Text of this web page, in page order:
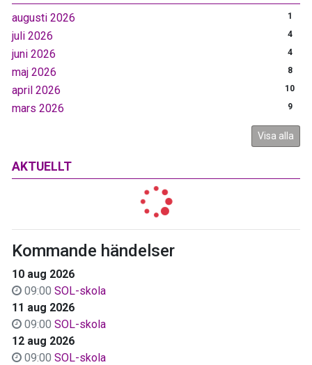
augusti 2026 1
juli 2026 4
juni 2026 4
maj 2026 8
april 2026 10
mars 2026 9
Visa alla
AKTUELLT
Kommande händelser
10 aug 2026
09:00 SOL-skola
11 aug 2026
09:00 SOL-skola
12 aug 2026
09:00 SOL-skola